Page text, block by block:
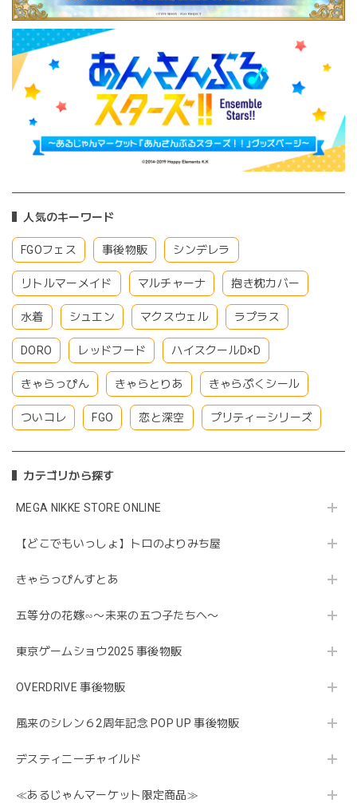
人気のキーワード
FGOフェス 事後物販 シンデレラ
リトルマーメイド マルチャーナ 抱き枕カバー
水着 シュエン マクスウェル ラプラス
DORO レッドフード ハイスクールD×D
きゃらっぴん きゃらとりあ きゃらぷくシール
ついコレ FGO 恋と深空 プリティーシリーズ
カテゴリから探す
MEGA NIKKE STORE ONLINE
【どこでもいっしょ】トロのよりみち屋
きゃらっぴんすとあ
五等分の花嫁∽〜未来の五つ子たちへ〜
東京ゲームショウ2025 事後物販
OVERDRIVE 事後物販
風来のシレン６2周年記念 POP UP 事後物販
デスティニーチャイルド
≪あるじゃんマーケット限定商品≫